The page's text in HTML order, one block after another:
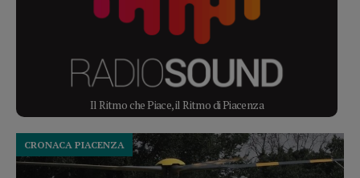
Il Ritmo che Piace, il Ritmo di Piacenza
CRONACA PIACENZA